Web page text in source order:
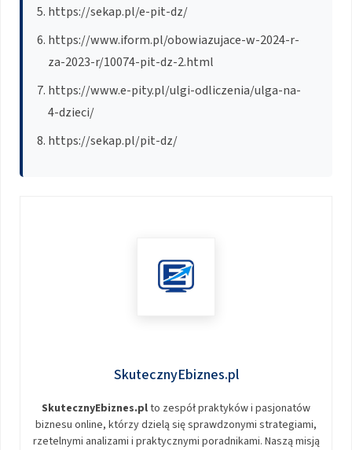
https://sekap.pl/e-pit-dz/
https://www.iform.pl/obowiazujace-w-2024-r-
za-2023-r/10074-pit-dz-2.html
https://www.e-pity.pl/ulgi-odliczenia/ulga-na-
4-dzieci/
https://sekap.pl/pit-dz/
SkutecznyEbiznes.pl
SkutecznyEbiznes.plto zespół praktyków i pasjonatów
biznesu online, którzy dzielą się sprawdzonymi strategiami,
rzetelnymi analizami i praktycznymi poradnikami. Naszą misją